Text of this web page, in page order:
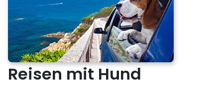
Reisen mit Hund